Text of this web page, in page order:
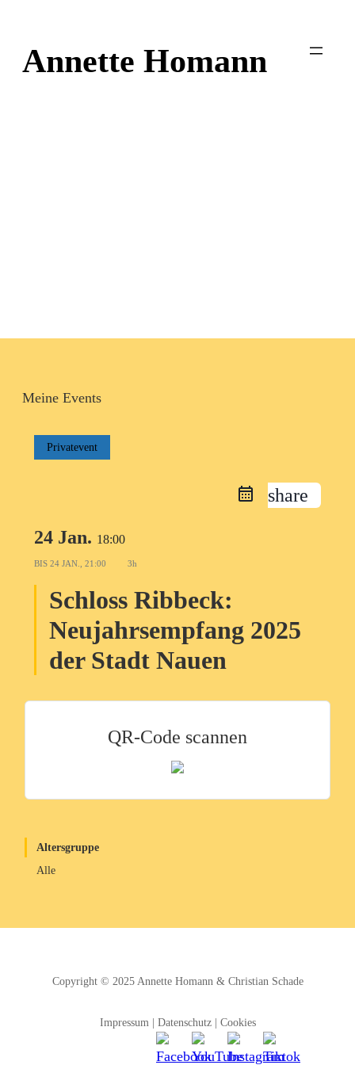
Inhalt
springenAnnette Homann
Meine Events
Privatevent
share
24 Jan. 18:00
BIS 24 JAN., 21:00 3h
Schloss Ribbeck:
Neujahrsempfang 2025
der Stadt Nauen
QR-Code scannen
Altersgruppe
Alle
Copyright © 2025 Annette Homann& Christian Schade
Impressum| Datenschutz| Cookies